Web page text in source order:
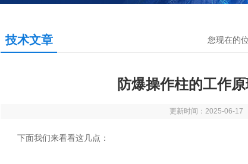
技术文章 您现在的
防爆操作柱的工作
更新时间：2025-06-17
下面我们来看看这几点：